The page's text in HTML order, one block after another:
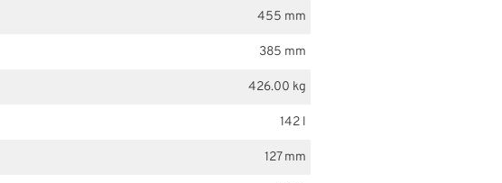
455 mm
385 mm
426.00 kg
142 l
127 mm